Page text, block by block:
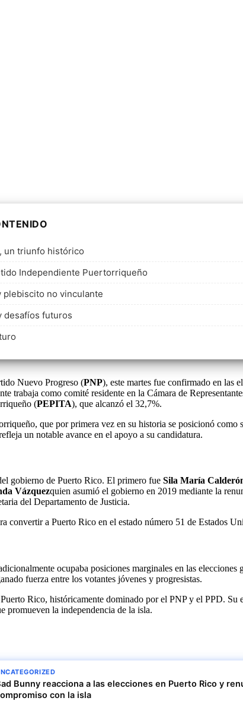
un triunfo histórico
Independiente Puertorriqueño
plebiscito no vinculante
desafíos futuros
Nuevo Progreso (PNP), este martes fue confirmado en las
trabaja como comité residente en la Cámara de
(PEPITA), que alcanzó el 32,7%.
que por primera vez en su historia se posicionó
un notable avance en el apoyo a su candidatura.
gobierno de Puerto Rico. El primero fue Sila María
Vázquezquien asumió el gobierno en 2019 mediante la
del Departamento de Justicia.
a Puerto Rico en el estado número 51 de Estados
ocupaba posiciones marginales en las elecciones
fuerza entre los votantes jóvenes y progresistas.
Rico, históricamente dominado por el PNP y el PPD. Su
promueven la independencia de la isla.
Bunny reacciona a las elecciones en Puerto Rico y
con la isla